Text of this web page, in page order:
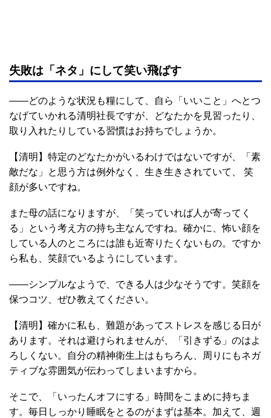
失敗は「ネタ」にして笑い飛ばす
――どのような状況も糧にして、自ら「いいこと」へとつ
なげていかれる清明社長ですが、どなたかを見習ったり、
取り入れたりしている習慣はお持ちでしょうか。
【清明】特定のどなたかがいるわけではないですが、「素
敵だな」と思う方は例外なく、生き生きされていて、 笑
顔が多いですね。
また母の話になりますが、「笑っていれば人が寄ってく
る」という考え方の持ち主なんですね。確かに、怖い顔を
している人のところには誰も近寄りたくないもの。ですか
ら私も、笑顔でいるようにしています。
――シンプルなようで、できる人は少なそうです。笑顔を
保つコツ、ぜひ教えてください。
【清明】確かに私も、難題があってストレスを感じる日が
あります。それは避けられませんが、「引きずる」のはよ
ろしくない。自分の精神衛生上はもちろん、周りにもネガ
ティブな雰囲気が伝わってしまいますから。
そこで、「いったんオフにする」時間をこまめに持ちま
す。毎日しっかり睡眠をとるのがまずは基本。加えて、週